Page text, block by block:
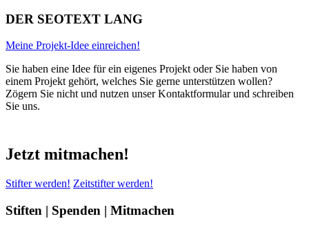
DER SEOTEXT LANG
Meine Projekt-Idee einreichen!
Sie haben eine Idee für ein eigenes Projekt oder Sie haben von
einem Projekt gehört, welches Sie gerne unterstützen wollen?
Zögern Sie nicht und nutzen unser Kontaktformular und schreiben
Sie uns.
Jetzt mitmachen!
Stifter werden! Zeitstifter werden!
Stiften | Spenden | Mitmachen